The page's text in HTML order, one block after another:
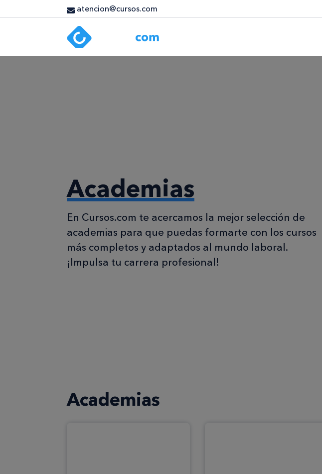
atencion@cursos.com
Academias
En Cursos.com te acercamos la mejor selección de
academias para que puedas formarte con los cursos
más completos y adaptados al mundo laboral.
¡Impulsa tu carrera profesional!
Academias